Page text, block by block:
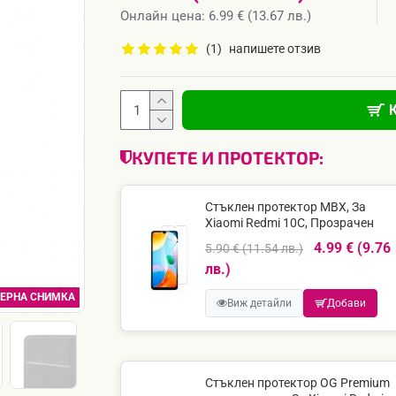
СНИМКА
(1) напишете отзив
Онлайн цена: 6.99 € (13.67 лв.)
КУПЕТЕ И ПРОТЕКТОР:
Стъклен протектор MBX, За
Xiaomi Redmi 10C, Прозрачен
5.90 € (11.54 лв.)
4.99 € (9.76
лв.)
Виж детайли Добави
Стъклен протектор OG Premium